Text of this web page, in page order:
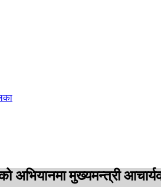
अभियानमा मुख्यमन्त्री